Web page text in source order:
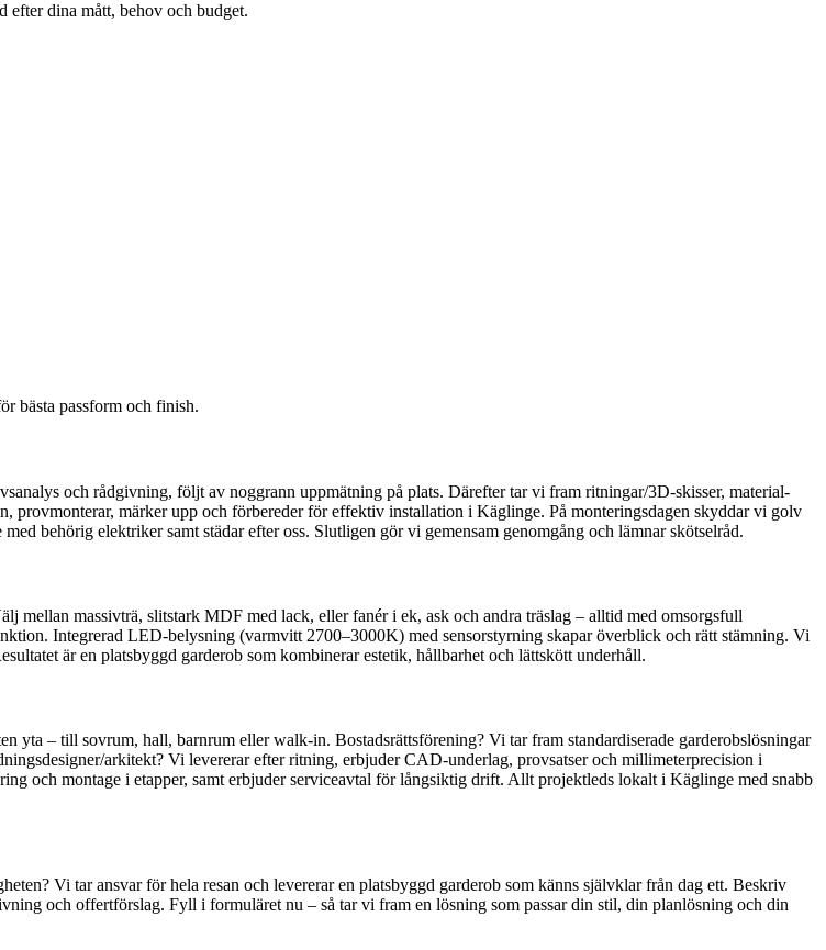
efter dina mått, behov och budget.
bästa passform och finish.
och rådgivning, följt av noggrann uppmätning på plats. Därefter tar vi fram ritningar/3D‑skisser, material-
provmonterar, märker upp och förbereder för effektiv installation i Käglinge. På monteringsdagen skyddar vi golv
behörig elektriker samt städar efter oss. Slutligen gör vi gemensam genomgång och lämnar skötselråd.
mellan massivträ, slitstark MDF med lack, eller fanér i ek, ask och andra träslag – alltid med omsorgsfull
Integrerad LED‑belysning (varmvitt 2700–3000K) med sensorstyrning skapar överblick och rätt stämning. Vi
är en platsbyggd garderob som kombinerar estetik, hållbarhet och lättskött underhåll.
– till sovrum, hall, barnrum eller walk‑in. Bostadsrättsförening? Vi tar fram standardiserade garderobslösningar
arkitekt? Vi levererar efter ritning, erbjuder CAD‑underlag, provsatser och millimeterprecision i
och montage i etapper, samt erbjuder serviceavtal för långsiktig drift. Allt projektleds lokalt i Käglinge med snabb
Vi tar ansvar för hela resan och levererar en platsbyggd garderob som känns självklar från dag ett. Beskriv
och offertförslag. Fyll i formuläret nu – så tar vi fram en lösning som passar din stil, din planlösning och din